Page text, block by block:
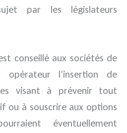
par les législateurs
conseillé aux sociétés de
opérateur l’insertion de
visant à prévenir tout
ou à souscrire aux options
éventuellement